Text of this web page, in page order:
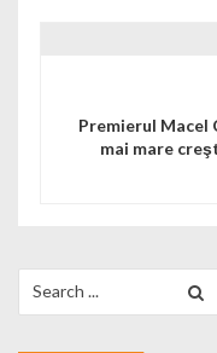
Premierul Macel
mai mare